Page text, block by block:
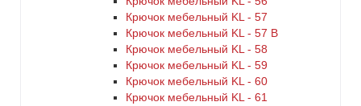
Крючок мебельный KL - 57
Крючок мебельный KL - 57 B
Крючок мебельный KL - 58
Крючок мебельный KL - 59
Крючок мебельный KL - 60
Крючок мебельный KL - 61